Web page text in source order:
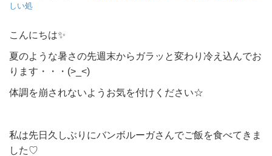
しい処
こんにちは✨
夏のような暑さの先週末からガラッと変わり冷え込んでお
ります・・・(>_<)
体調を崩されないようお気を付けください☆
私は先日久しぶりにバンボルーガさんでご飯を食べてきま
した♡